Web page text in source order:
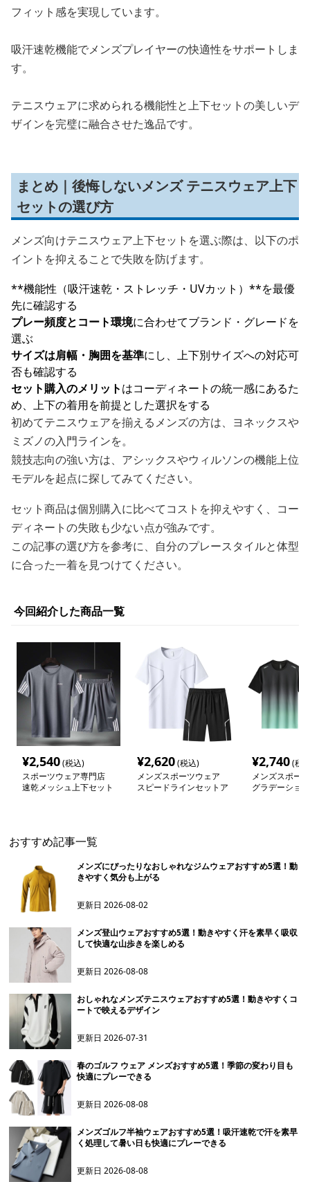
フィット感を実現しています。
吸汗速乾機能でメンズプレイヤーの快適性をサポートしま
す。
テニスウェアに求められる機能性と上下セットの美しいデ
ザインを完璧に融合させた逸品です。
まとめ｜後悔しないメンズ テニスウェア上下
セットの選び方
メンズ向けテニスウェア上下セットを選ぶ際は、以下のポ
イントを抑えることで失敗を防げます。
**機能性（吸汗速乾・ストレッチ・UVカット）**を最優
先に確認する
プレー頻度とコート環境に合わせてブランド・グレードを
選ぶ
サイズは肩幅・胸囲を基準にし、上下別サイズへの対応可
否も確認する
セット購入のメリットはコーディネートの統一感にあるた
め、上下の着用を前提とした選択をする
初めてテニスウェアを揃えるメンズの方は、ヨネックスや
ミズノの入門ラインを。
競技志向の強い方は、アシックスやウィルソンの機能上位
モデルを起点に探してみてください。
セット商品は個別購入に比べてコストを抑えやすく、コー
ディネートの失敗も少ない点が強みです。
この記事の選び方を参考に、自分のプレースタイルと体型
に合った一着を見つけてください。
今回紹介した商品一覧
¥2,540(税込)
スポーツウェア専門店
速乾メッシュ上下セット
¥2,620(税込)
メンズスポーツウェア
スピードラインセットア
¥2,740(税
メンズスポー
グラデーショ
おすすめ記事一覧
メンズにぴったりなおしゃれなジムウェアおすすめ5選！動
きやすく気分も上がる
更新日2026-08-02
メンズ登山ウェアおすすめ5選！動きやすく汗を素早く吸収
して快適な山歩きを楽しめる
更新日2026-08-08
おしゃれなメンズテニスウェアおすすめ5選！動きやすくコ
ートで映えるデザイン
更新日2026-07-31
春のゴルフ ウェア メンズおすすめ5選！季節の変わり目も
快適にプレーできる
更新日2026-08-08
メンズゴルフ半袖ウェアおすすめ5選！吸汗速乾で汗を素早
く処理して暑い日も快適にプレーできる
更新日2026-08-08